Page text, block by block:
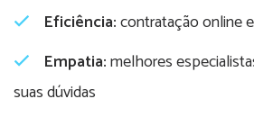
Eficiência:contratação online
Empatia:melhores
suas dúvidas